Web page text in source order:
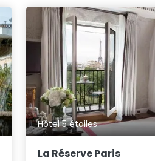
Hôtel 5 étoiles
La Réserve Paris